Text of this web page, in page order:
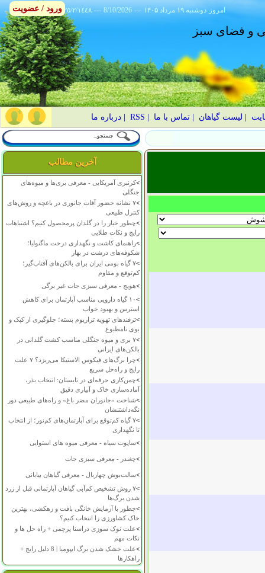
٢٥/٢/١٤٤٨ --- 8/10/2026 --- ۱۴۰۵ دوشنبه ۱۹ مرداد امروز
و فضای سبز
لیست گیاهان |تماس با ما RSS
|درباره ما
آخرین مطالب
>کرنبری آمریکایی - معرفی بری‌ها و میوه‌های
جنگلی
>
۷ نشانه حضور آفات جانوری در باغچه و روش‌های
کنترل طبیعی
>چطور خیار را در گلدان پرمحصول کنیم؟ اشتباهات
رایج و نکات طلایی
>راهنمای کاشت و نگهداری درخت ماگنولیا؛
شکوفه‌های درشت در بهار
>
۷ گیاه بومی ایران برای بالکن‌های آفتاب‌گیر؛
کم‌توقع و مقاوم
>هویج - معرفی سبزی جات غیر برگی
>
۱۰ گیاه دارویی مناسب آپارتمان برای کاهش
استرس و بهبود خواب
>ترفندهای تهویه تراریوم بسته؛ جلوگیری از کپک و
بوی نامطبوع
>
۷ بری و میوه جنگلی مناسب کشت گلدانی در
بالکن‌های ایرانی
>
چرا برگ‌های فیکوس الاستیکا می‌ریزد؟ ۷ علت
رایج و راه‌حل سریع
>چمن‌کاری حرفه‌ای در تابستان: انتخاب بذر،
آماده‌سازی خاک و آبیاری دقیق
>شناخت «جانوران مضر باغ» و راه‌های طبیعی دور
نگه‌داشتنشان
>
۷ گیاه کم‌توقع برای آپارتمان‌های کم‌نور؛ از انتخاب
تا نگهداری
>ساپوت سیاه - معرفی میوه های استوایی
>چغندر - معرفی سبزی جات
>سالت‌بوش چهاربال - معرفی گیاهان بیابانی
>
۷ روش تشخیص کم‌آبی گیاهان آپارتمانی قبل از زرد
شدن برگ‌ها
>چطور با آزمایش خانگی بافت و زهکشی، بهترین
خاک کشاورزی را انتخاب کنیم؟
>علت نوک سوزی دراسنا پرچمی + راه حل ها و
نکات مهم
>
علت خشک شدن برگ ایپومیا | 8 دلیل رایج +
راهکارها
ورود / عضویت